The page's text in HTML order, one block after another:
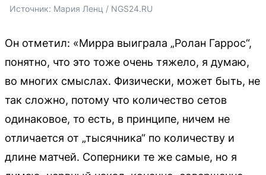
Источник: Мария Ленц / NGS24.RU
Он отметил: «Мирра выиграла „Ролан Гаррос“,
понятно, что это тоже очень тяжело, я думаю,
во многих смыслах. Физически, может быть, не
так сложно, потому что количество сетов
одинаковое, то есть, в принципе, ничем не
отличается от „тысячника“ по количеству и
длине матчей. Соперники те же самые, но я